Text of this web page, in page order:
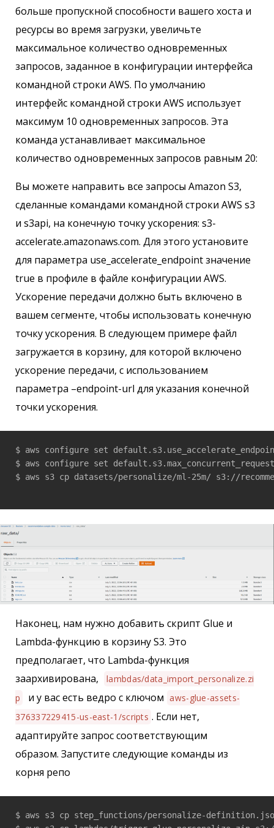
больше пропускной способности вашего хоста и
ресурсы во время загрузки, увеличьте
максимальное количество одновременных
запросов, заданное в конфигурации интерфейса
командной строки AWS. По умолчанию
интерфейс командной строки AWS использует
максимум 10 одновременных запросов. Эта
команда устанавливает максимальное
количество одновременных запросов равным 20:
Вы можете направить все запросы Amazon S3,
сделанные командами командной строки AWS s3
и s3api, на конечную точку ускорения: s3-
accelerate.amazonaws.com. Для этого установите
для параметра use_accelerate_endpoint значение
true в профиле в файле конфигурации AWS.
Ускорение передачи должно быть включено в
вашем сегменте, чтобы использовать конечную
точку ускорения. В следующем примере файл
загружается в корзину, для которой включено
ускорение передачи, с использованием
параметра –endpoint-url для указания конечной
точки ускорения.
$ aws configure set
$ aws configure set
$ aws s3 cp datasets/personalize/ml-25m/ s3://
Наконец, нам нужно добавить скрипт Glue и
Lambda-функцию в корзину S3. Это
предполагает, что Lambda-функция
заархивирована,
lambdas/data_import_personalize.zi
p
и у вас есть ведро с ключом aws-glue-assets-
376337229415-us-east-1/scripts . Если нет,
адаптируйте запрос соответствующим
образом. Запустите следующие команды из
корня репо
$ aws s3 cp step_functions/personalize-